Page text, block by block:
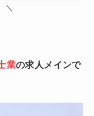
＼
業の求人メインで